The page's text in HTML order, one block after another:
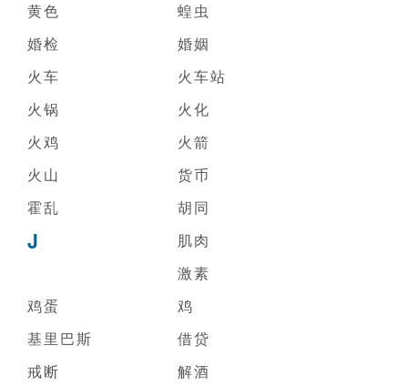
黄色
蝗虫
婚检
婚姻
火车
火车站
火锅
火化
火鸡
火箭
火山
货币
霍乱
胡同
J
肌肉
激素
鸡蛋
鸡
基里巴斯
借贷
戒断
解酒